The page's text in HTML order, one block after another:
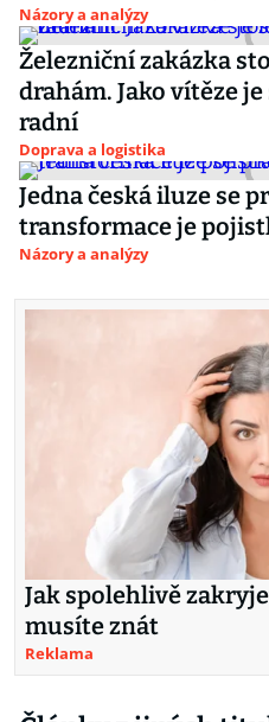
Názory a analýzy
Železniční zakázka
drahám. Jako vítěze
radní
Doprava a logistika
Jedna česká iluze se
transformace je
Názory a analýzy
Jak spolehlivě
musíte znát
Reklama